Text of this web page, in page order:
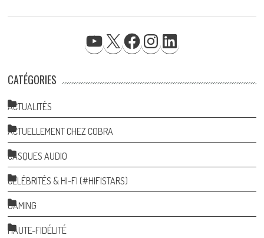
YOUTUBE
CATÉGORIES
ACTUALITÉS
ACTUELLEMENT CHEZ COBRA
CASQUES AUDIO
CÉLÉBRITÉS & HI-FI (#HIFISTARS)
GAMING
HAUTE-FIDÉLITÉ